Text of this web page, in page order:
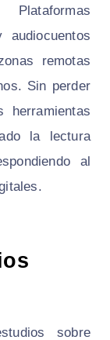
remotas
Sin perder
herramientas
la lectura
al
sobre